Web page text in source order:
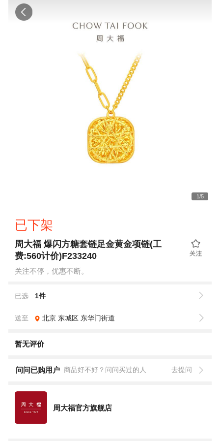
1/5
已下架
周大福 爆闪方糖套链足金黄金项链(工
费:560计价)F233240
关注不停，优惠不断。
已选 1件
送至 北京 东城区 东华门街道
暂无评价
问问已购用户 商品好不好？问问买过的人 去提问
周大福官方旗舰店